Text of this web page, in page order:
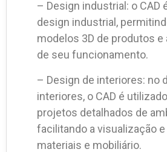
– Design industrial: o CAD
design industrial,
modelos 3D de produtos e
de seu funcionamento.
– Design de interiores: no
interiores, o CAD é
projetos detalhados de
facilitando a visualização
materiais e mobiliário.